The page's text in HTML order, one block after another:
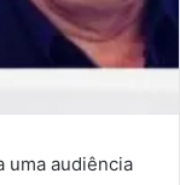
uma audiência